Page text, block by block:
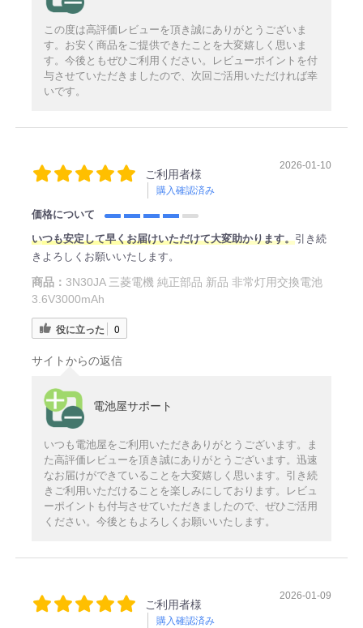
この度は高評価レビューを頂き誠にありがとうございま
す。お安く商品をご提供できたことを大変嬉しく思いま
す。今後ともぜひご利用ください。レビューポイントを付
与させていただきましたので、次回ご活用いただければ幸
いです。
ご利用者様
購入確認済み
2026-01-10
価格について
いつも安定して早くお届けいただけて大変助かります。引き続
きよろしくお願いいたします。
商品： 3N30JA 三菱電機 純正部品 新品 非常灯用交換電池
3.6V3000mAh
役に立った 0
サイトからの返信
電池屋サポート
いつも電池屋をご利用いただきありがとうございます。ま
た高評価レビューを頂き誠にありがとうございます。迅速
なお届けができていることを大変嬉しく思います。引き続
きご利用いただけることを楽しみにしております。レビュ
ーポイントも付与させていただきましたので、ぜひご活用
ください。今後ともよろしくお願いいたします。
ご利用者様
購入確認済み
2026-01-09